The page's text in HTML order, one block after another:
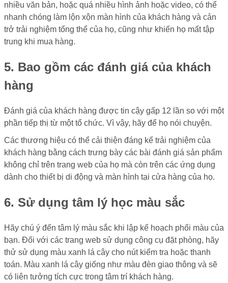
nhiều văn bản, hoặc quá nhiều hình ảnh hoặc video, có thể
nhanh chóng làm lộn xộn màn hình của khách hàng và cản
trở trải nghiệm tổng thể của họ, cũng như khiến họ mất tập
trung khi mua hàng.
5. Bao gồm các đánh giá của khách
hàng
Đánh giá của khách hàng được tin cậy gấp 12 lần so với một
phần tiếp thị từ một tổ chức. Vì vậy, hãy để họ nói chuyện.
Các thương hiệu có thể cải thiện đáng kể trải nghiệm của
khách hàng bằng cách trưng bày các bài đánh giá sản phẩm
không chỉ trên trang web của họ mà còn trên các ứng dụng
dành cho thiết bị di động và màn hình tại cửa hàng của họ.
6. Sử dụng tâm lý học màu sắc
Hãy chú ý đến tâm lý màu sắc khi lập kế hoạch phối màu của
bạn. Đối với các trang web sử dụng công cụ đặt phòng, hãy
thử sử dụng màu xanh lá cây cho nút kiểm tra hoặc thanh
toán. Màu xanh lá cây giống như màu đèn giao thông và sẽ
có liên tưởng tích cực trong tâm trí khách hàng.